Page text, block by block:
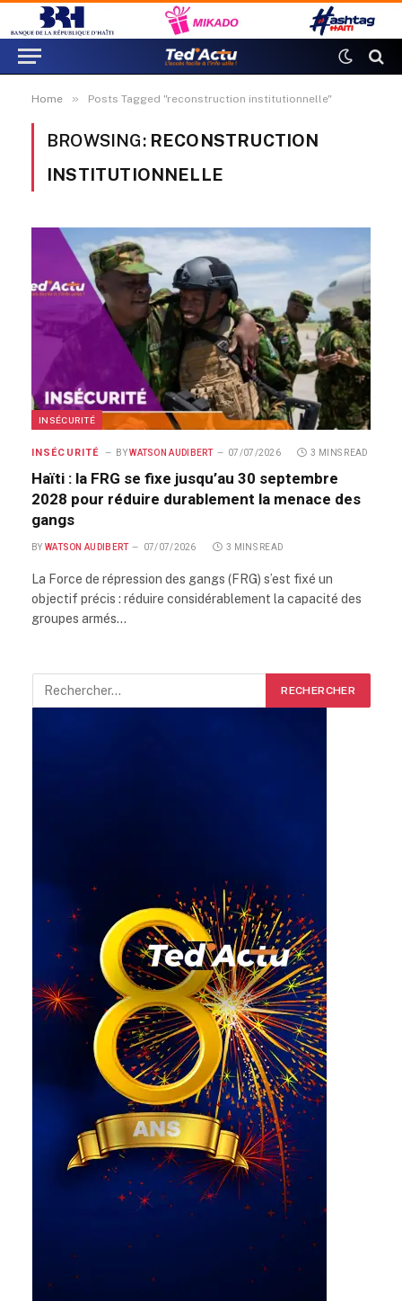
Home » Posts Tagged "reconstruction institutionnelle"
BROWSING: RECONSTRUCTION
INSTITUTIONNELLE
INSÉCURITÉ
INSÉCURITÉ BY WATSON AUDIBERT 07/07/2026 3 MINS READ
Haïti : la FRG se fixe jusqu’au 30 septembre
2028 pour réduire durablement la menace des
gangs
BY WATSON AUDIBERT 07/07/2026 3 MINS READ
La Force de répression des gangs (FRG) s’est fixé un
objectif précis : réduire considérablement la capacité des
groupes armés…